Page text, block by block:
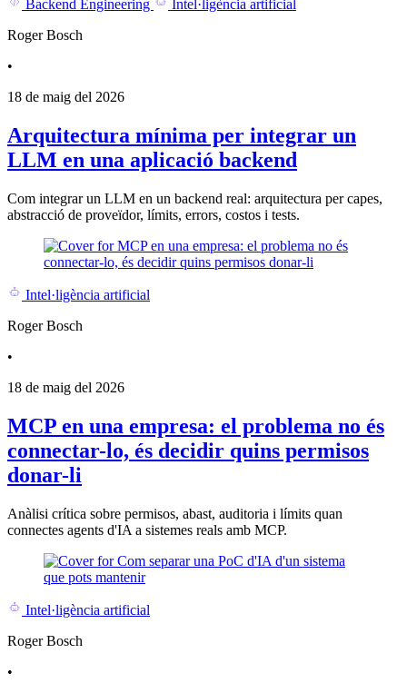
Backend Engineering
Intel·ligència artificial
Roger Bosch
•
18 de maig del 2026
Arquitectura mínima per integrar un
LLM en una aplicació backend
Com integrar un LLM en un backend real: arquitectura per capes,
abstracció de proveïdor, límits, errors, costos i tests.
Intel·ligència artificial
Roger Bosch
•
18 de maig del 2026
MCP en una empresa: el problema no és
connectar-lo, és decidir quins permisos
donar-li
Anàlisi crítica sobre permisos, abast, auditoria i límits quan
connectes agents d'IA a sistemes reals amb MCP.
Intel·ligència artificial
Roger Bosch
•